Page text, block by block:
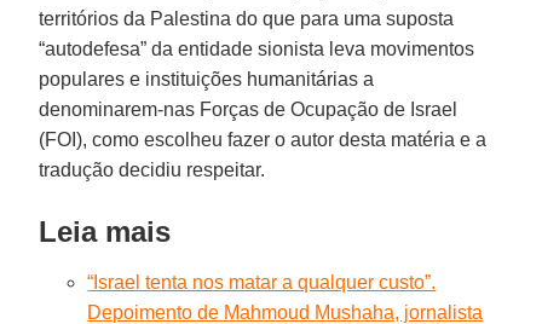
territórios da Palestina do que para uma suposta
“autodefesa” da entidade sionista leva movimentos
populares e instituições humanitárias a
denominarem-nas Forças de Ocupação de Israel
(FOI), como escolheu fazer o autor desta matéria e a
tradução decidiu respeitar.
Leia mais
“Israel tenta nos matar a qualquer custo”.
Depoimento de Mahmoud Mushaha, jornalista